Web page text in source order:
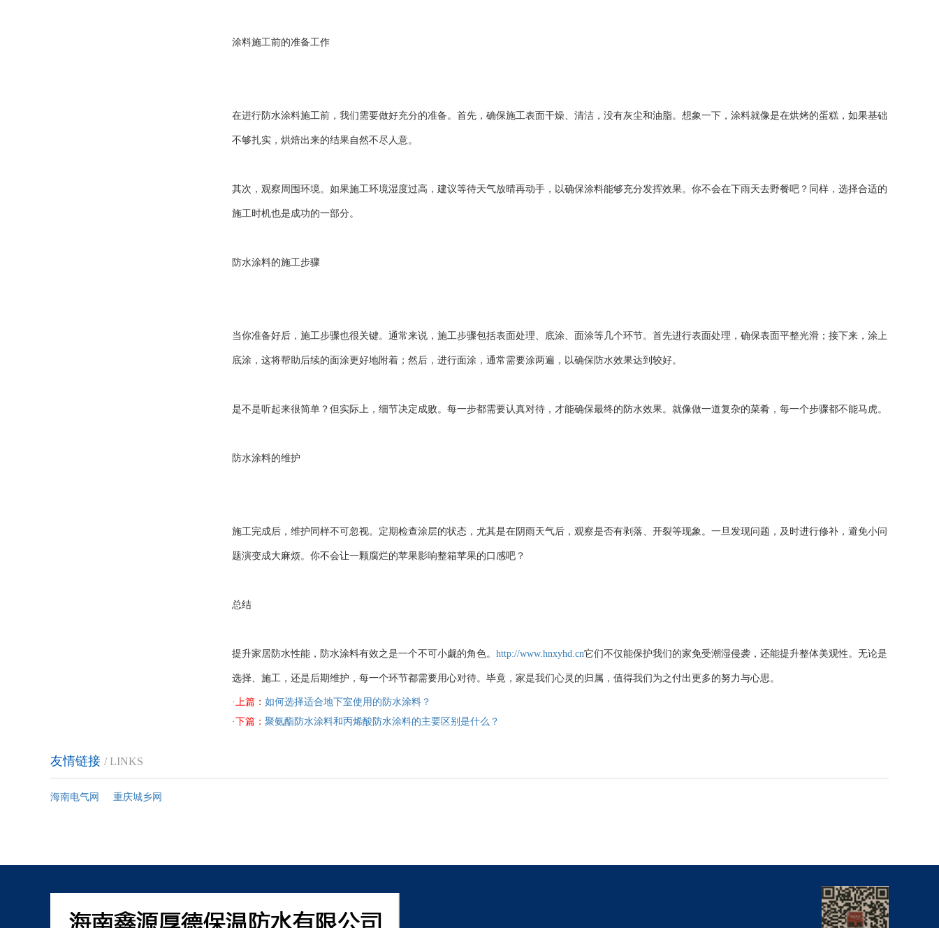
涂料施工前的准备工作
在进行防水涂料施工前，我们需要做好充分的准备。首先，确保施工表面干燥、清洁，没有灰尘和油脂。想象一下，涂料就像是在烘烤的蛋糕，如果基础
不够扎实，烘焙出来的结果自然不尽人意。
其次，观察周围环境。如果施工环境湿度过高，建议等待天气放晴再动手，以确保涂料能够充分发挥效果。你不会在下雨天去野餐吧？同样，选择合适的
施工时机也是成功的一部分。
防水涂料的施工步骤
当你准备好后，施工步骤也很关键。通常来说，施工步骤包括表面处理、底涂、面涂等几个环节。首先进行表面处理，确保表面平整光滑；接下来，涂上
底涂，这将帮助后续的面涂更好地附着；然后，进行面涂，通常需要涂两遍，以确保防水效果达到较好。
是不是听起来很简单？但实际上，细节决定成败。每一步都需要认真对待，才能确保最终的防水效果。就像做一道复杂的菜肴，每一个步骤都不能马虎。
防水涂料的维护
施工完成后，维护同样不可忽视。定期检查涂层的状态，尤其是在阴雨天气后，观察是否有剥落、开裂等现象。一旦发现问题，及时进行修补，避免小问
题演变成大麻烦。你不会让一颗腐烂的苹果影响整箱苹果的口感吧？
总结
提升家居防水性能，防水涂料有效之是一个不可小觑的角色。 http://www.hnxyhd.cn它们不仅能保护我们的家免受潮湿侵袭，还能提升整体美观性。无论是
选择、施工，还是后期维护，每一个环节都需要用心对待。毕竟，家是我们心灵的归属，值得我们为之付出更多的努力与心思。
·上篇： 如何选择适合地下室使用的防水涂料？
·下篇： 聚氨酯防水涂料和丙烯酸防水涂料的主要区别是什么？
友情链接 / LINKS
海南电气网 重庆城乡网